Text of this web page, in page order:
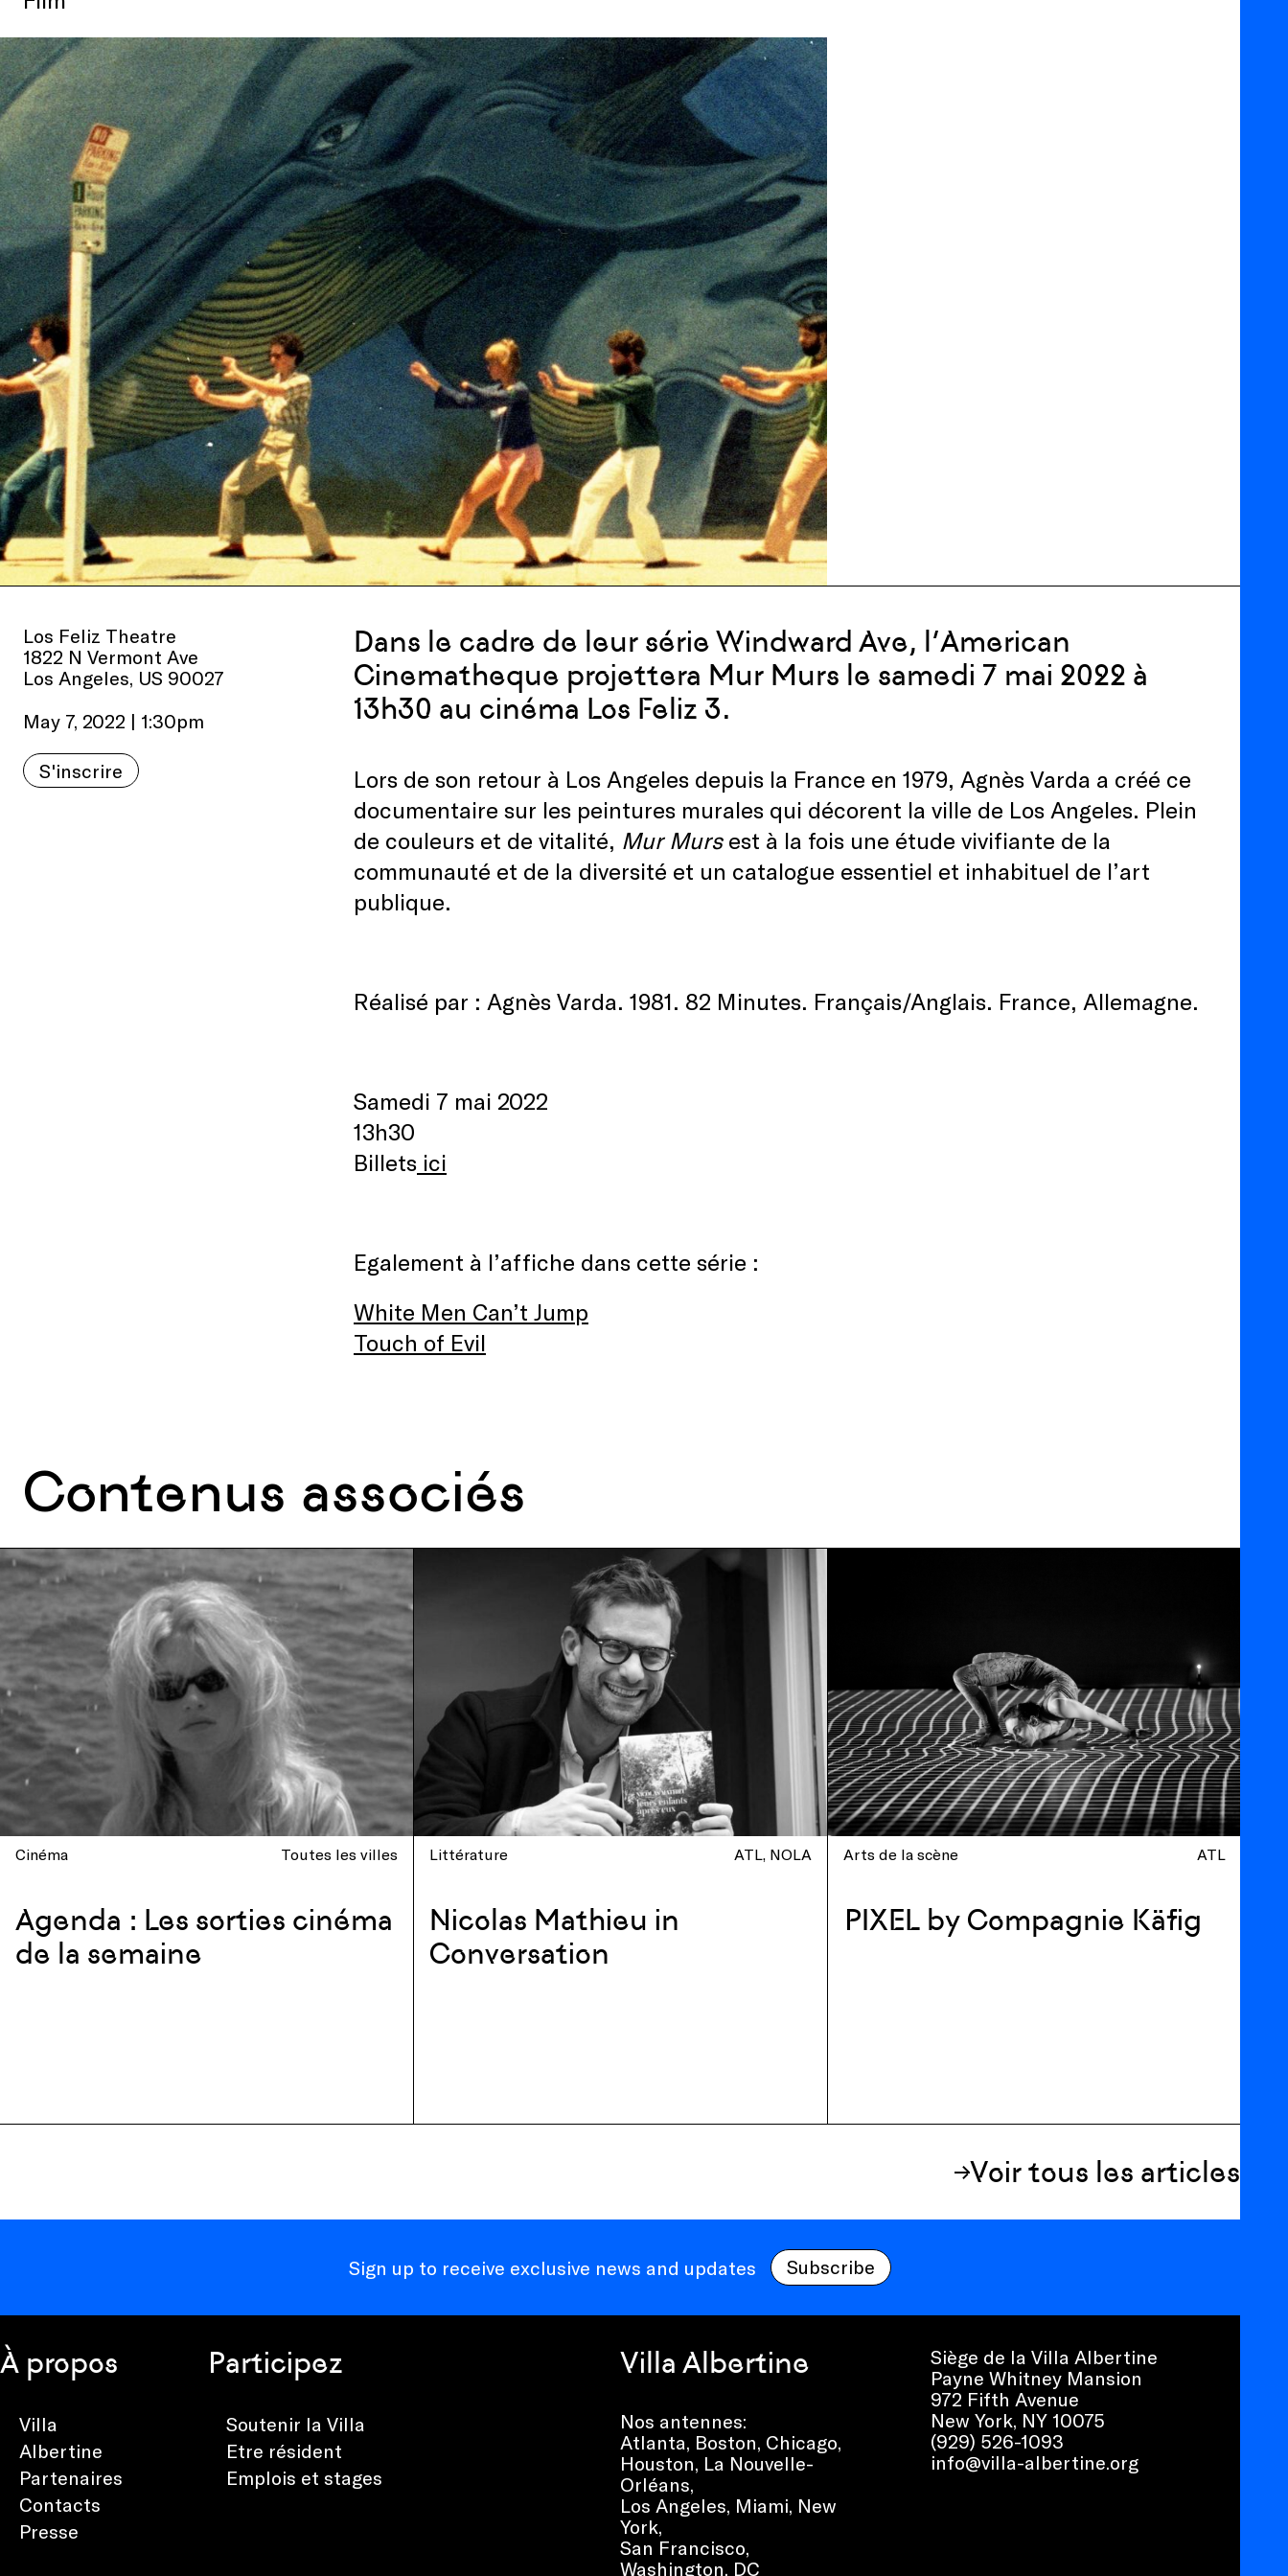
Los Feliz Theatre
1822 N Vermont Ave
Los Angeles, US 90027
May 7, 2022 | 1:30pm
S'inscrire
Dans le cadre de leur série Windward Ave, l’American
Cinematheque projettera Mur Murs le samedi 7 mai 2022 à
13h30 au cinéma Los Feliz 3.
Lors de son retour à Los Angeles depuis la France en 1979, Agnès Varda a créé ce
documentaire sur les peintures murales qui décorent la ville de Los Angeles. Plein
de couleurs et de vitalité, Mur Mursest à la fois une étude vivifiante de la
communauté et de la diversité et un catalogue essentiel et inhabituel de l’art
publique.
Réalisé par : Agnès Varda. 1981. 82 Minutes. Français/Anglais. France, Allemagne.
Samedi 7 mai 2022
13h30
Billets ici
Egalement à l’affiche dans cette série :
White Men Can’t Jump
Touch of Evil
Contenus associés
Cinéma Toutes les villes
Agenda : Les sorties cinéma
de la semaine
Littérature ATL NOLA
Nicolas Mathieu in
Conversation
Arts de la scène ATL
PIXEL by Compagnie Käfig
Voir tous les articles
Sign up to receive exclusive news and updates Subscribe
À propos
Villa
Albertine
Partenaires
Contacts
Presse
Participez
Soutenir la Villa
Etre résident
Emplois et stages
Villa Albertine
Nos antennes:
Atlanta, Boston, Chicago,
Houston, La Nouvelle-
Orléans,
Los Angeles, Miami, New
York,
San Francisco,
Washington, DC
Siège de la Villa Albertine
Payne Whitney Mansion
972 Fifth Avenue
New York, NY 10075
(929) 526-1093
info@villa-albertine.org